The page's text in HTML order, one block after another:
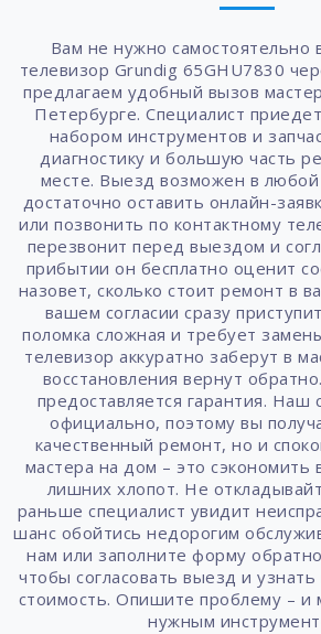
Вам не нужно самостоятельно
телевизор Grundig 65GHU7830
предлагаем удобный вызов
Петербурге. Специалист
набором инструментов и
диагностику и большую часть
месте. Выезд возможен в любой
достаточно оставить онлайн-
или позвонить по контактному
перезвонит перед выездом и
прибытии он бесплатно оценит
назовет, сколько стоит ремонт в
вашем согласии сразу
поломка сложная и требует
телевизор аккуратно заберут в
восстановления вернут
предоставляется гарантия. Наш
официально, поэтому вы
качественный ремонт, но и
мастера на дом – это сэкономить
лишних хлопот. Не
раньше специалист увидит
шанс обойтись недорогим
нам или заполните форму
чтобы согласовать выезд и
стоимость. Опишите проблему – и
нужным